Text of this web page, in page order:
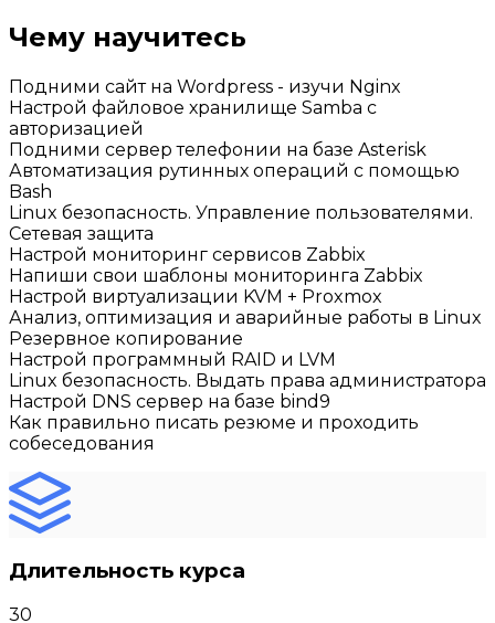
Чему научитесь
Подними сайт на Wordpress - изучи Nginx
Настрой файловое хранилище Samba с
авторизацией
Подними сервер телефонии на базе Asterisk
Автоматизация рутинных операций с помощью
Bash
Linux безопасность. Управление пользователями.
Сетевая защита
Настрой мониторинг сервисов Zabbix
Напиши свои шаблоны мониторинга Zabbix
Настрой виртуализации KVM + Proxmox
Анализ, оптимизация и аварийные работы в Linux
Резервное копирование
Настрой программный RAID и LVM
Linux безопасность. Выдать права администратора
Настрой DNS сервер на базе bind9
Как правильно писать резюме и проходить
собеседования
Длительность курса
30